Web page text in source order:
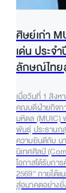
ศิษย์เก่า
เด่น ประจ
ลักษณ์ไทย
เมื่อวันที่ 1 สิงห
คณบดีฝ่ายกิจก
มหิดล (MUIC)
พันธุ์ ประธานก
ความยินดีกับ น
นิเทศศิลป์
โอกาสได้รับกา
2569” ภายใต้
สู่อนาคตอย่างยั่